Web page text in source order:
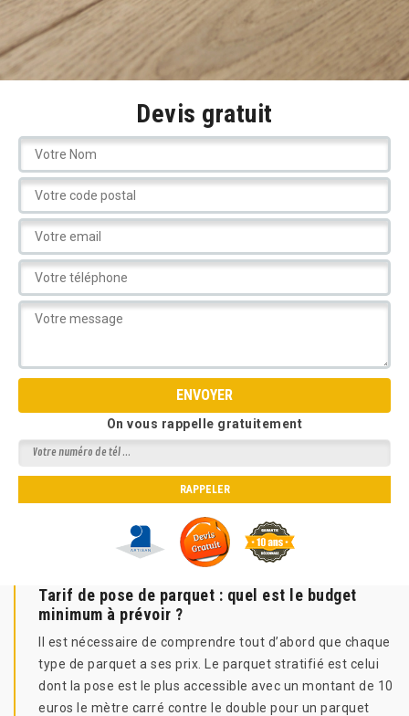
Devis gratuit
On vous rappelle gratuitement
Tarif de pose de parquet : quel est le budget
minimum à prévoir ?
Il est nécessaire de comprendre tout d’abord que chaque
type de parquet a ses prix. Le parquet stratifié est celui
dont la pose est le plus accessible avec un montant de 10
euros le mètre carré contre le double pour un parquet